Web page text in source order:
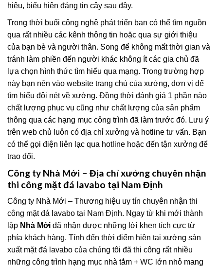
hiệu, biểu hiện đáng tin cậy sau đây.
Trong thời buổi công nghệ phát triển bạn có thể tìm nguồn
qua rất nhiều các kênh thông tin hoặc qua sự giới thiệu
của bạn bè và người thân. Song để không mất thời gian và
tránh làm phiền đến người khác không ít các gia chủ đã
lựa chọn hình thức tìm hiểu qua mạng. Trong trường hợp
này bạn nên vào website trang chủ của xưởng, đơn vị để
tìm hiểu đôi nét về xưởng. Đồng thời đánh giá 1 phần nào
chất lượng phục vụ cũng như chất lượng của sản phẩm
thông qua các hạng mục công trình đã làm trước đó. Lưu ý
trên web chủ luôn có địa chỉ xưởng và hotline tư vấn. Bạn
có thể gọi điện liên lạc qua hotline hoặc đến tận xưởng để
trao đổi.
Công ty Nhà Mới – Địa chỉ xưởng chuyên nhận
thi công mặt đá lavabo tại Nam Định
Công ty Nhà Mới – Thương hiệu uy tín chuyên nhận thi
công mặt đá lavabo tại Nam Định. Ngay từ khi mới thành
lập Nhà Mới đã nhận được những lời khen tích cực từ
phía khách hàng. Tính đến thời điểm hiện tại xưởng sản
xuất mặt đá lavabo của chúng tôi đã thi công rất nhiều
những công trình hạng mục nhà tắm + WC lớn nhỏ mang